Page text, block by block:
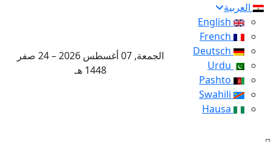
العربية
English
French
Deutsch
Pashto
Swahili
Hausa
الجمعة, 07 أغسطس 2026 – 24 صفر
1448 هـ